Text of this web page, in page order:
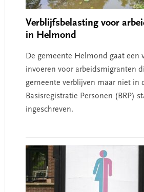
Verblijfsbelasting voor
in Helmond
De gemeente Helmond gaat een
invoeren voor arbeidsmigranten
gemeente verblijven maar niet in
Basisregistratie Personen (BRP)
ingeschreven.